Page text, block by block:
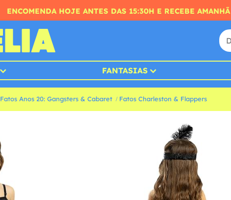
ENCOMENDA HOJE ANTES DAS 15:30H E RECEBE AMANHÃ
FANTASIAS
Fatos Anos 20: Gangsters & Cabaret Fatos Charleston & Flappers